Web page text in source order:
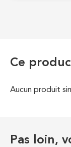
Ce
Aucun produit
Pas loin,